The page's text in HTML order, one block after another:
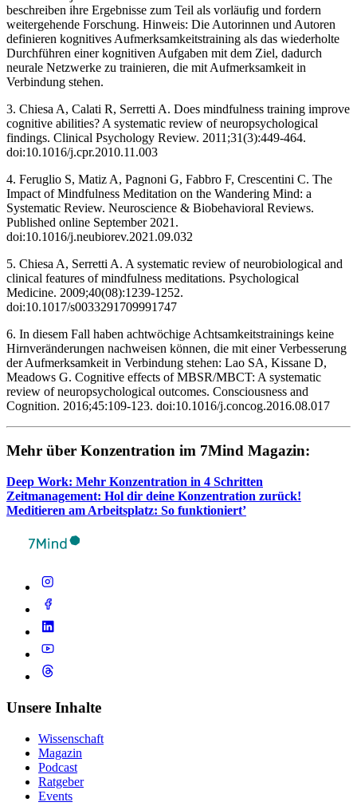
beschreiben ihre Ergebnisse zum Teil als vorläufig und fordern
weitergehende Forschung. Hinweis: Die Autorinnen und Autoren
definieren kognitives Aufmerksamkeitstraining als das wiederholte
Durchführen einer kognitiven Aufgaben mit dem Ziel, dadurch
neurale Netzwerke zu trainieren, die mit Aufmerksamkeit in
Verbindung stehen.
3. Chiesa A, Calati R, Serretti A. Does mindfulness training improve
cognitive abilities? A systematic review of neuropsychological
findings. Clinical Psychology Review. 2011;31(3):449-464.
doi:10.1016/j.cpr.2010.11.003 ‌
4. Feruglio S, Matiz A, Pagnoni G, Fabbro F, Crescentini C. The
Impact of Mindfulness Meditation on the Wandering Mind: a
Systematic Review. Neuroscience & Biobehavioral Reviews.
Published online September 2021.
doi:10.1016/j.neubiorev.2021.09.032
5. Chiesa A, Serretti A. A systematic review of neurobiological and
clinical features of mindfulness meditations. Psychological
Medicine. 2009;40(08):1239-1252.
doi:10.1017/s0033291709991747 ‌
6. In diesem Fall haben achtwöchige Achtsamkeitstrainings keine
Hirnveränderungen nachweisen können, die mit einer Verbesserung
der Aufmerksamkeit in Verbindung stehen: Lao SA, Kissane D,
Meadows G. Cognitive effects of MBSR/MBCT: A systematic
review of neuropsychological outcomes. Consciousness and
Cognition. 2016;45:109-123. doi:10.1016/j.concog.2016.08.017
Mehr über Kon­zen­tra­tion im 7Mind Maga­zin:
Deep Work: Mehr Kon­zen­tra­tion in 4 Schrit­ten
Zeit­ma­nage­ment: Hol dir deine Kon­zen­tra­tion zurück!
Medi­tie­ren am Arbeits­platz: So funktioniert’
Unsere Inhalte
Wissenschaft
Magazin
Podcast
Ratgeber
Events